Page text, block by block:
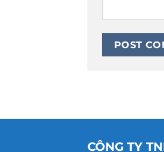
CÔNG TY